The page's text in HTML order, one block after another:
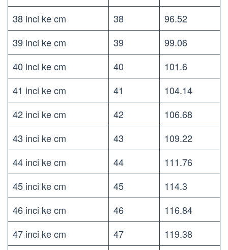
38 inci ke cm
38
96.52
39 inci ke cm
39
99.06
40 inci ke cm
40
101.6
41 inci ke cm
41
104.14
42 inci ke cm
42
106.68
43 inci ke cm
43
109.22
44 inci ke cm
44
111.76
45 inci ke cm
45
114.3
46 inci ke cm
46
116.84
47 inci ke cm
47
119.38